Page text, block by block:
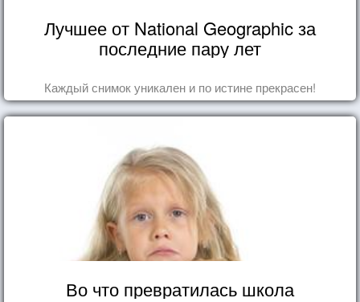
Лучшее от National Geographic за
последние пару лет
Каждый снимок уникален и по истине прекрасен!
Во что превратилась школа